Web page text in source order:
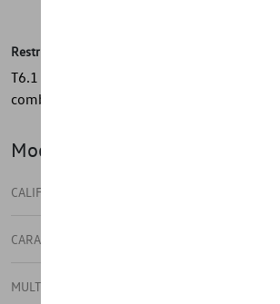
Restrictions
T6.1 Californie À utiliser uniquement avec
combinaison : A9A
Modèle(s)
CALIFORNIA
CARAVELLE
MULTIVAN